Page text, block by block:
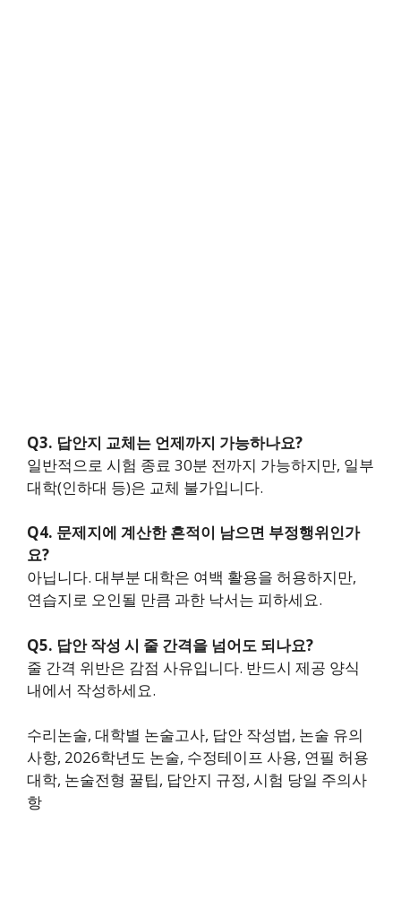
Q3. 답안지 교체는 언제까지 가능하나요?
일반적으로 시험 종료 30분 전까지 가능하지만, 일부
대학(인하대 등)은 교체 불가입니다.
Q4. 문제지에 계산한 흔적이 남으면 부정행위인가
요?
아닙니다. 대부분 대학은 여백 활용을 허용하지만,
연습지로 오인될 만큼 과한 낙서는 피하세요.
Q5. 답안 작성 시 줄 간격을 넘어도 되나요?
줄 간격 위반은 감점 사유입니다. 반드시 제공 양식
내에서 작성하세요.
수리논술, 대학별 논술고사, 답안 작성법, 논술 유의
사항, 2026학년도 논술, 수정테이프 사용, 연필 허용
대학, 논술전형 꿀팁, 답안지 규정, 시험 당일 주의사
항